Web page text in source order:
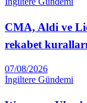
CMA, Aldi ve
rekabet
07/08/2026
İngiltere Gündemi